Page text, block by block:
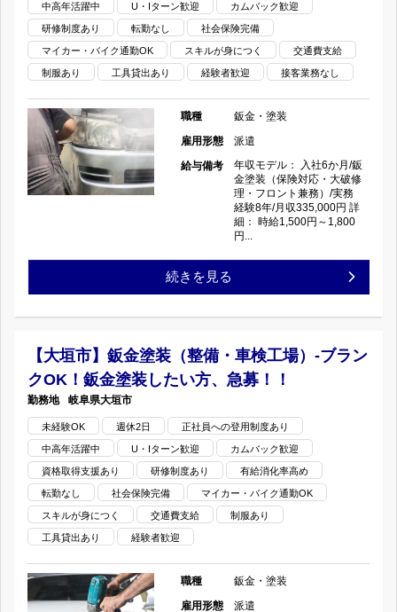
ま
せ
か？
高
市
ッ
ド
門！
全
週
休
2
須
鈑
金・
車
検
場）-
古
市
コ
ン
中高年活躍中 U・Iターン歓迎 カムバック歓迎
研修制度あり 転勤なし 社会保険完備
マイカー・バイク通勤OK スキルが身につく 交通費支給
制服あり 工具貸出あり 経験者歓迎 接客業務なし
職種
鈑金・塗装
雇用形態
派遣
給与備考
年収モデル： 入社6か月/鈑
金塗装（保険対応・大破修
理・フロント兼務）/実務
経験8年/月収335,000円 詳
細： 時給1,500円～1,800
円...
経
者
求
む！
鈑
金・
塗
装
続きを見る
【大垣市】鈑金塗装（整備・車検工場）-ブラン
クOK！鈑金塗装したい方、急募！！
岐阜県大垣市
未経験OK 週休2日 正社員への登用制度あり
中高年活躍中 U・Iターン歓迎 カムバック歓迎
資格取得支援あり 研修制度あり 有給消化率高め
転勤なし 社会保険完備 マイカー・バイク通勤OK
スキルが身につく 交通費支給 制服あり
工具貸出あり 経験者歓迎
職種
鈑金・塗装
雇用形態
派遣